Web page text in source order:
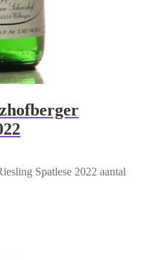
Spatlese 2022 aantal